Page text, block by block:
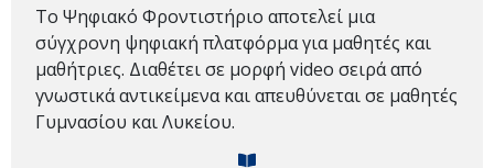
Το Ψηφιακό Φροντιστήριο αποτελεί μια
σύγχρονη ψηφιακή πλατφόρμα για μαθητές και
μαθήτριες. Διαθέτει σε μορφή video σειρά από
γνωστικά αντικείμενα και απευθύνεται σε μαθητές
Γυμνασίου και Λυκείου.